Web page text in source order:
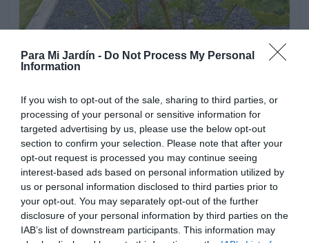
Para Mi Jardín - Do Not Process My Personal
Information
If you wish to opt-out of the sale, sharing to third parties, or
processing of your personal or sensitive information for
targeted advertising by us, please use the below opt-out
section to confirm your selection. Please note that after your
opt-out request is processed you may continue seeing
interest-based ads based on personal information utilized by
us or personal information disclosed to third parties prior to
your opt-out. You may separately opt-out of the further
disclosure of your personal information by third parties on the
IAB’s list of downstream participants. This information may
Utilizaremos un sustrato suelto y esponjoso, fértil, rico
en humus. Necesita mucha humedad, riegos regulares
manteniendo el sustrato ligeramente húmedo, es
imprescindible no dejar secar la tierra sus grandes hojas